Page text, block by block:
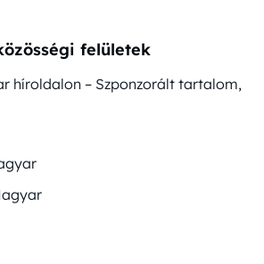
felületek
híroldalon – Szponzorált tartalom,